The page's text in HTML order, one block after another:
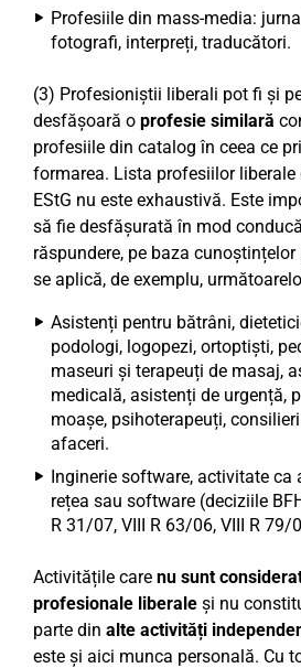
Profesiile din mass-media:
fotografi, interpreți, traducători.
(3) Profesioniștii liberali pot fi și
desfășoară o profesie similară
profesiile din catalog în ceea ce
formarea. Lista profesiilor liberale
EStG nu este exhaustivă. Este
să fie desfășurată în mod
răspundere, pe baza
se aplică, de exemplu,
Asistenți pentru bătrâni,
podologi, logopezi, ortoptiști,
maseuri și terapeuți de masaj,
medicală, asistenți de urgență,
moașe, psihoterapeuți,
afaceri.
Inginerie software, activitate ca
rețea sau software (deciziile
R 31/07, VIII R 63/06, VIII R 79/
Activitățile care nu sunt
profesionale liberale și nu
parte din alte activități
este și aici munca personală. Cu